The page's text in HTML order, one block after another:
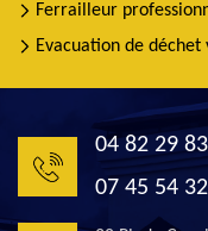
Ferrailleur
Evacuation de
04 82 29
07 45 54